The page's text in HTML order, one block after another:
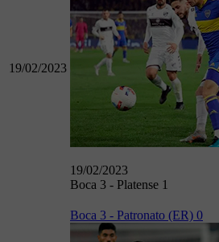
19/02/2023
19/02/2023
Boca 3 - Platense 1
Boca 3 - Patronato (ER) 0